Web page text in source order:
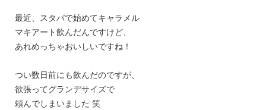
最近、スタバで始めてキャラメル
マキアート飲んだんですけど、
あれめっちゃおいしいですね！
つい数日前にも飲んだのですが、
欲張ってグランデサイズで
頼んでしまいました 笑